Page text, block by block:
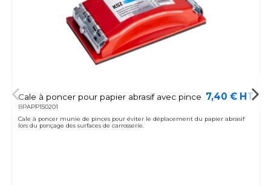
Cale à poncer pour papier abrasif avec pince
BPAPP150201
7,40 € HT
Cale à poncer munie de pinces pour éviter le déplacement du papier abrasif
lors du ponçage des surfaces de carrosserie.